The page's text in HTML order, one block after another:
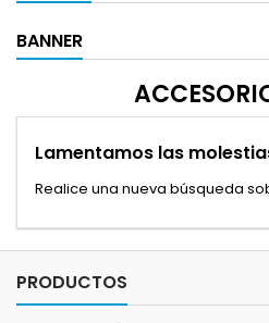
BANNER
Lamentamos las
Realice una nueva búsqueda
PRODUCTOS